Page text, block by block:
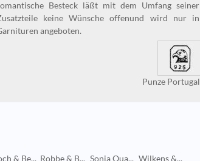
Besteck läßt mit dem Umfang seiner
keine Wünsche offenund wird nur in
angeboten.
Punze Portugal
& Be... Robbe & B... Sonja Qua... Wilkens &...